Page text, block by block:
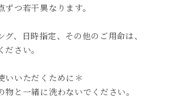
つ若干異なります。
、日時指定、その他のご用命は、
さい。
いいただくために＊
物と一緒に洗わないでください。